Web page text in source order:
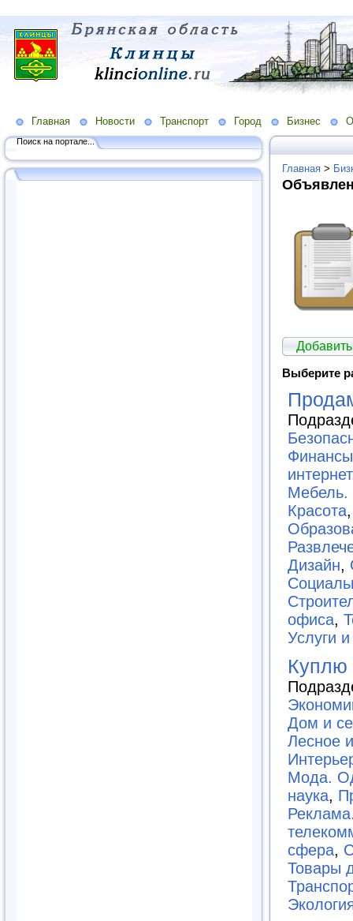
Главная Новости Транспорт Город Бизнес
Поиск на портале...
Главная >
Выберите
Финансы
интернет
Мебель.
Красота
Дизайн,
офиса,
Услуги
Куплю
Дом и
Лесное
Мода.
наука,
сфера,
Товары